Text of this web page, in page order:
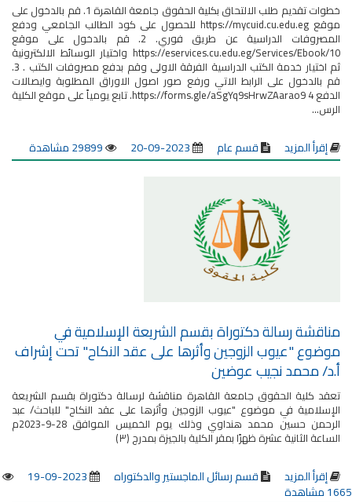
خطوات تقديم طلب الالتحاق بكلية الحقوق جامعة القاهرة 1. قم بالدخول على
موقع https://mycuid.cu.edu.eg للحصول على كود الطالب الجامعي ودفع
المصروفات الدراسية عن طريق فوري. 2. قم بالدخول على موقع
https://eservices.cu.edu.eg/Services/Ebook/10 واختيار الوسائط الالكترونية
ثم اختيار خدمة الكتب الدراسية الفرقة الاولى وقم بدفع مصروفات الكتب . 3.
قم بالدخول على الرابط الاتي ورفع صور اصول الاوراق المطلوبة وايصالات
الدفع https://forms.gle/aSgYq9sHrwZAarao9 4. تابع يومياً على موقع الكلية
الرس...
إقرأ المزيد قسم عام 2023-09-20 29899 مشاهدة
مناقشة رسالة دكتوراة بقسم الشريعة الإسلامية في
موضوع "عيوب الزوجين وأثرها على عقد النكاح" تحت إشراف
أ.د/ محمد نجيب عوضين
تعقد كلية الحقوق جامعة القاهرة مناقشة لرسالة دكتوراة بقسم الشريعة
الإسلامية في موضوع "عيوب الزوجين وأثرها على عقد النكاح" للباحث/ عبد
الرحمن حسين محمد هنداوي وذلك يوم الخميس الموافق 28-9-2023م
الساعة الثانية عشرة ظهرًا بمقر الكلية بالجيزة بمدرج (٣)
إقرأ المزيد قسم رسائل الماجستير والدكتوراه 2023-09-19
1665 مشاهدة